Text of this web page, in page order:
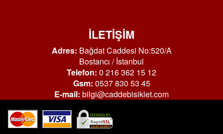
İLETİŞİM
Adres: Bağdat Caddesi No:520/A
Bostancı / İstanbul
Telefon: 0 216 362 15 12
Gsm: 0537 830 53 45
E-mail: bilgi@caddebisiklet.com